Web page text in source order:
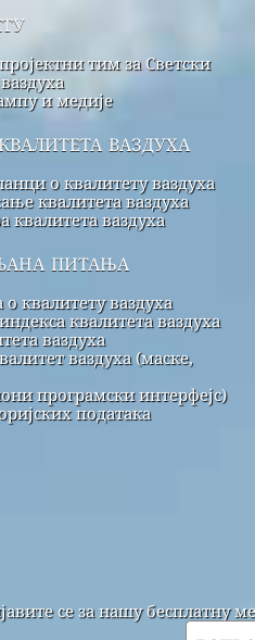
тим за Светски
и медије
ваздуха
о квалитету ваздуха
квалитета ваздуха
квалитета ваздуха
питања
квалитету ваздуха
квалитета ваздуха
ваздуха
ваздуха (маске,
програмски интерфејс)
података
се за нашу бесплатну